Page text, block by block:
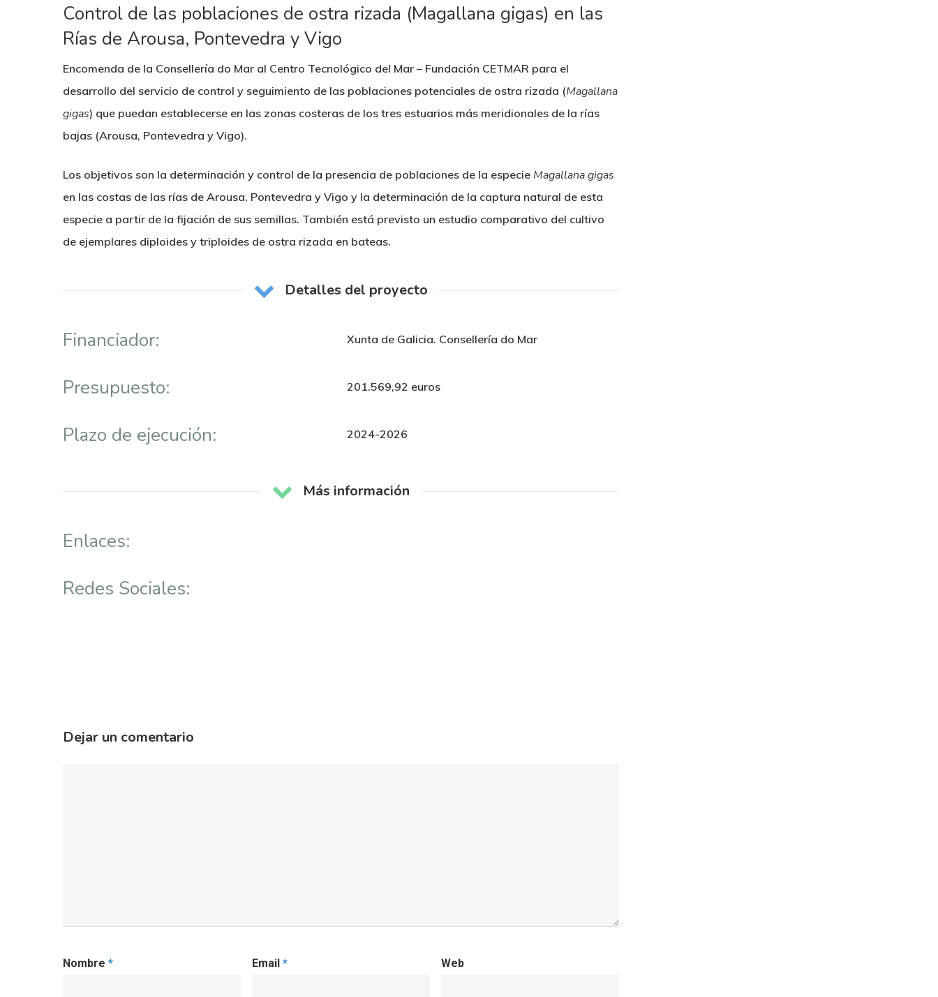
Control de las poblaciones de ostra rizada (Magallana gigas) en las
Rías de Arousa, Pontevedra y Vigo
Encomenda de la Consellería do Mar al Centro Tecnológico del Mar – Fundación CETMAR para el
desarrollo del servicio de control y seguimiento de las poblaciones potenciales de ostra rizada (Magallana
gigas) que puedan establecerse en las zonas costeras de los tres estuarios más meridionales de la rías
bajas (Arousa, Pontevedra y Vigo).
Los objetivos son la determinación y control de la presencia de poblaciones de la especie Magallana gigas
en las costas de las rías de Arousa, Pontevedra y Vigo y la determinación de la captura natural de esta
especie a partir de la fijación de sus semillas. También está previsto un estudio comparativo del cultivo
de ejemplares diploides y triploides de ostra rizada en bateas.
Detalles del proyecto
Financiador: Xunta de Galicia. Consellería do Mar
Presupuesto: 201.569,92 euros
Plazo de ejecución: 2024-2026
Más información
Enlaces:
Redes Sociales:
Dejar un comentario
Nombre * Email* Web